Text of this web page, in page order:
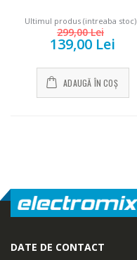
Ultimul produs (intreaba stoc)
299,00 Lei
139,00 Lei
ADAUGĂ ÎN COȘ
-15%
Cuptor cu
microunde
Heinner ...
289,00 Lei
DATE DE CONTACT